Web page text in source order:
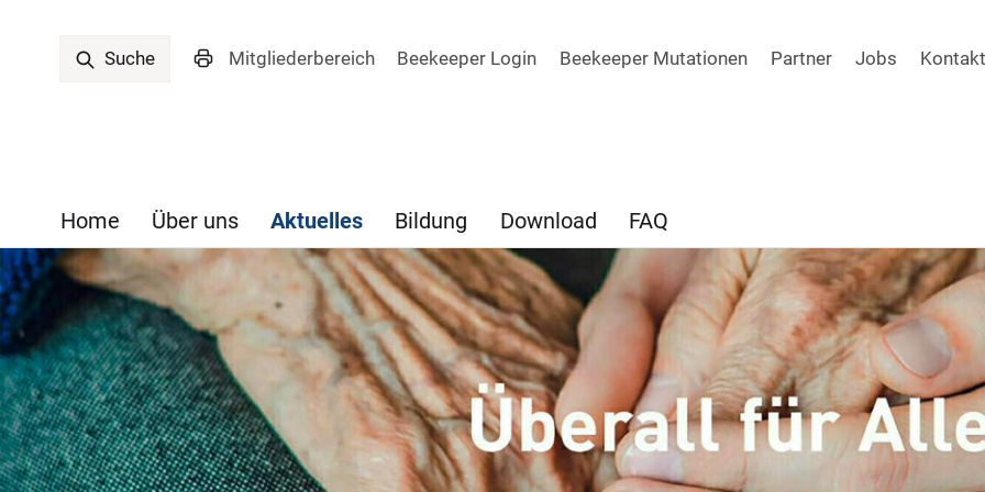
Suche Mitgliederbereich Beekeeper Login Beekeeper Mutationen Partner Jobs Kontakt
Home Über uns Aktuelles Bildung Download FAQ